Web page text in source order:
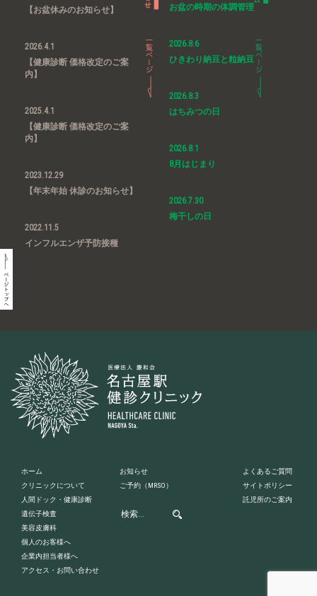
【お盆休みのお知らせ】
2026.4.1
【健康診断 価格改定のご案
内】
2025.4.1
【健康診断 価格改定のご案
内】
2023.12.29
【年末年始 休診のお知らせ】
2022.11.5
インフルエンザ予防接種
お盆の時期の体調管理
2026.8.6
ひきわり納豆と粒納豆
2026.8.3
はちみつの日
2026.8.1
8月はじまり
2026.7.30
梅干しの日
ホーム
クリニックについて
人間ドック・健康診断
遺伝子検査
美容皮膚科
個人のお客様へ
企業内担当者様へ
アクセス・お問い合わせ
お知らせ
ご予約 （MRSO）
よくあるご質問
サイトポリシー
託児所のご案内